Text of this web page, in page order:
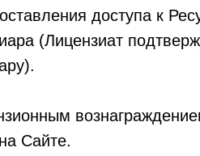
доступа к
(Лицензиат
Сайте.